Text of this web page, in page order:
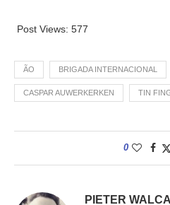
Post Views: 577
ÃO BRIGADA INTERNACIONAL
CASPAR AUWERKERKEN TIN
0
PIETER